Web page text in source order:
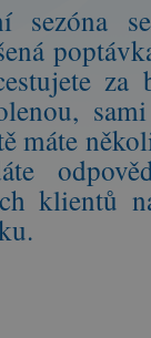
sezóna
za
máte
klientů